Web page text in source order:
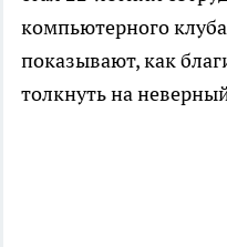
компьютерного
показывают, как
толкнуть на